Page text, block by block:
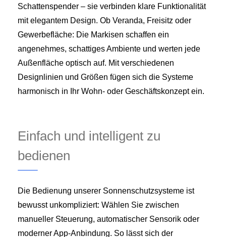
Schattenspender – sie verbinden klare Funktionalität
mit elegantem Design. Ob Veranda, Freisitz oder
Gewerbefläche: Die Markisen schaffen ein
angenehmes, schattiges Ambiente und werten jede
Außenfläche optisch auf. Mit verschiedenen
Designlinien und Größen fügen sich die Systeme
harmonisch in Ihr Wohn- oder Geschäftskonzept ein.
Einfach und intelligent zu
bedienen
Die Bedienung unserer Sonnenschutzsysteme ist
bewusst unkompliziert: Wählen Sie zwischen
manueller Steuerung, automatischer Sensorik oder
moderner App‑Anbindung. So lässt sich der